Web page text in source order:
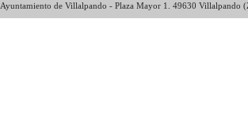
Ayuntamiento de Villalpando - Plaza Mayor 1. 49630